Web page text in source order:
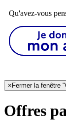
Qu'avez-vous
× Fermer la fenêtre
Offres